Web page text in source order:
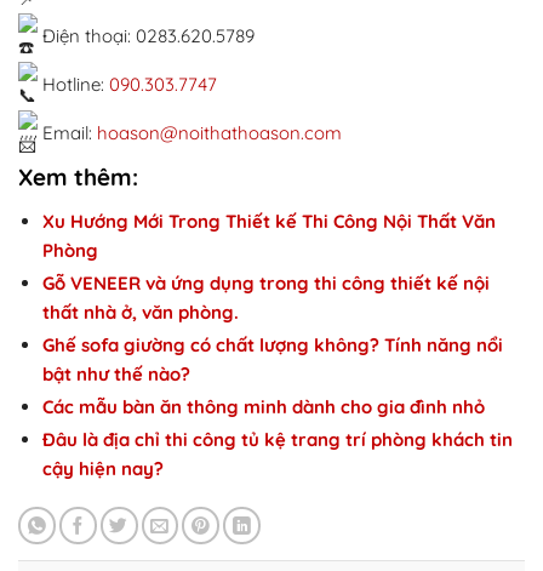
Điện thoại: 0283.620.5789
Hotline: 090.303.7747
Email: hoason@noithathoason.com
Xem thêm:
Xu Hướng Mới Trong Thiết kế Thi Công Nội Thất Văn
Phòng
Gỗ VENEER và ứng dụng trong thi công thiết kế nội
thất nhà ở, văn phòng.
Ghế sofa giường có chất lượng không? Tính năng nổi
bật như thế nào?
Các mẫu bàn ăn thông minh dành cho gia đình nhỏ
Đâu là địa chỉ thi công tủ kệ trang trí phòng khách tin
cậy hiện nay?